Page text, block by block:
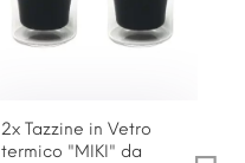
2x Tazzine in Vetro
termico "MIKI" da